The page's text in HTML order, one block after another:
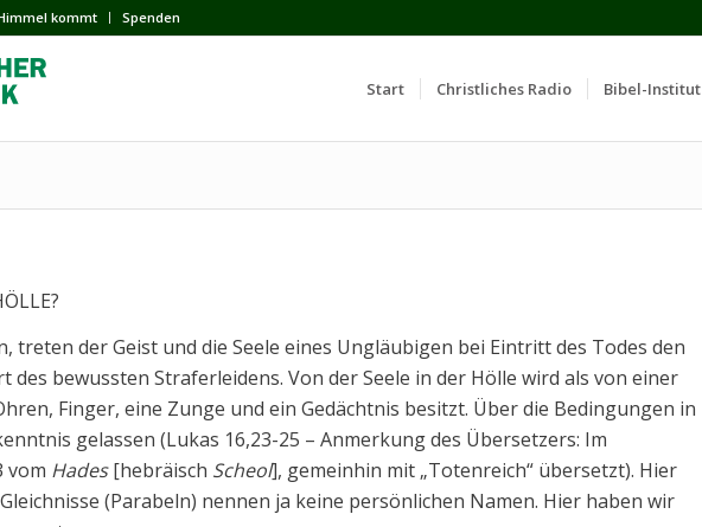
kommt Spenden
Start Сhristliches Radio Bibel-Institut
treten der Geist und die Seele eines Ungläubigen bei Eintritt des Todes den
des bewussten Straferleidens. Von der Seele in der Hölle wird als von einer
Finger, eine Zunge und ein Gedächtnis besitzt. Über die Bedingungen in
gelassen (Lukas 16,23-25 – Anmerkung des Übersetzers: Im
vom Hades[hebräisch Scheol], gemeinhin mit „Totenreich“ übersetzt). Hier
(Parabeln) nennen ja keine persönlichen Namen. Hier haben wir